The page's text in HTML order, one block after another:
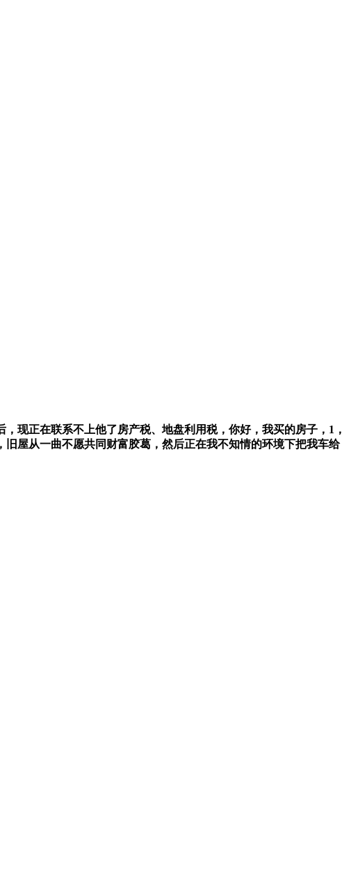
正在联系不上他了房产税、地盘利用税，你好，我买的房子，1，
屋从一曲不愿共同财富胶葛，然后正在我不知情的环境下把我车给